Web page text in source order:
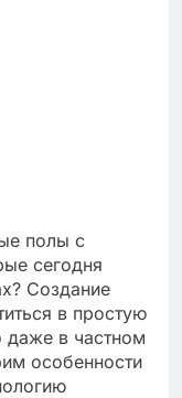
полы с
сегодня
Создание
в простую
даже в частном
особенности